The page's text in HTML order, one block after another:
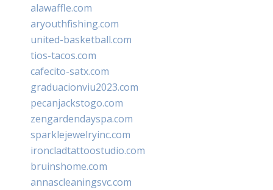
alawaffle.com
aryouthfishing.com
united-basketball.com
tios-tacos.com
cafecito-satx.com
graduacionviu2023.com
pecanjackstogo.com
zengardendayspa.com
sparklejewelryinc.com
ironcladtattoostudio.com
bruinshome.com
annascleaningsvc.com